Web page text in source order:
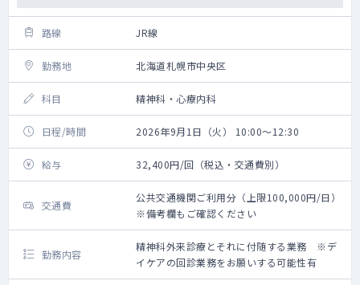
路線 JR線
勤務地 北海道札幌市中央区
科目 精神科・心療内科
日程/時間 2026年9月1日（火） 10:00～12:30
給与 32,400円/回（税込・交通費別）
交通費
公共交通機関ご利用分（上限100,000円/日）
※備考欄もご確認ください
勤務内容
精神科外来診療とそれに付随する業務 ※デ
イケアの回診業務をお願いする可能性有